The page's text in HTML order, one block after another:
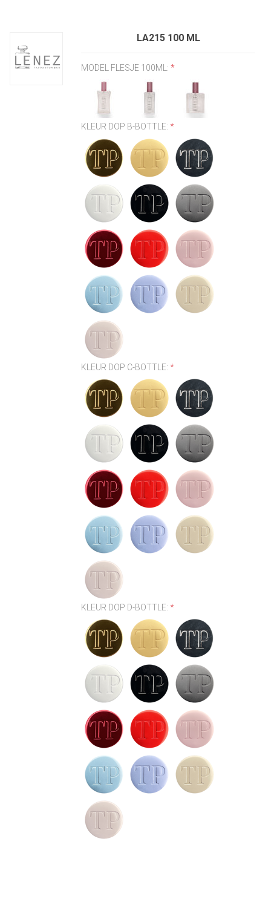
LA215 100 ML
MODEL FLESJE 100ML:*
KLEUR DOP B-BOTTLE:*
KLEUR DOP C-BOTTLE:*
KLEUR DOP D-BOTTLE:*